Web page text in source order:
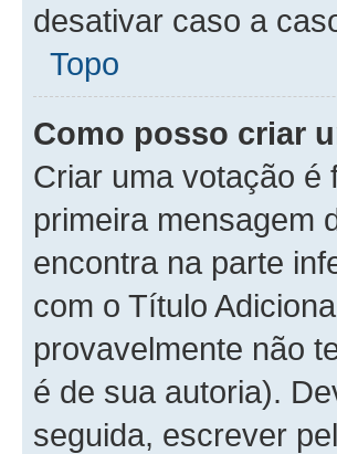
desativar caso a
Topo
Como posso criar
Criar uma votação é
primeira mensagem
encontra na parte
com o Título
provavelmente não
é de sua autoria).
seguida, escrever